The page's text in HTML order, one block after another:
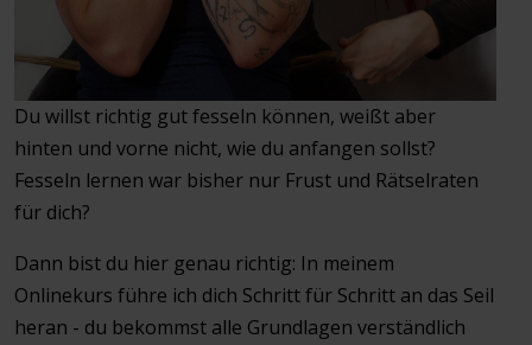
Du willst richtig gut fesseln können, weißt aber
hinten und vorne nicht, wie du anfangen sollst?
Fesseln lernen war bisher nur Frust und Rätselraten
für dich?
Dann bist du hier genau richtig: In meinem
Onlinekurs führe ich dich Schritt für Schritt an das Seil
heran - du bekommst alle Grundlagen verständlich